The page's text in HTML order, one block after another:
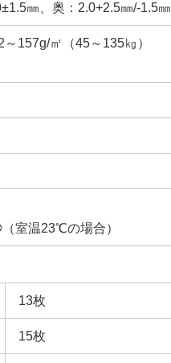
㎜、奥：2.0+2.5㎜/-1.5㎜
157g/㎡（45～135㎏）
室温23℃の場合）
13枚
15枚